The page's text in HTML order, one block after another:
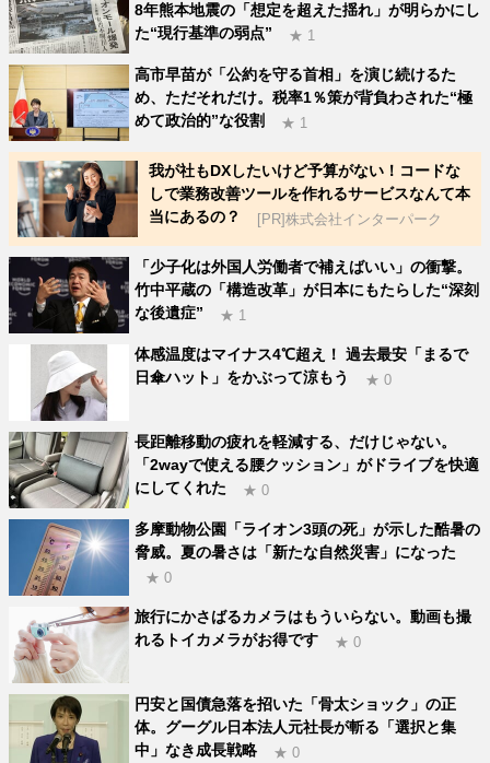
8年熊本地震の「想定を超えた揺れ」が明らかにし
た“現行基準の弱点”
★ 1
高市早苗が「公約を守る首相」を演じ続けるた
め、ただそれだけ。税率1％策が背負わされた“極
めて政治的”な役割
★ 1
我が社もDXしたいけど予算がない！コードな
しで業務改善ツールを作れるサービスなんて本
当にあるの？
[PR]株式会社インターパーク
「少子化は外国人労働者で補えばいい」の衝撃。
竹中平蔵の「構造改革」が日本にもたらした“深刻
な後遺症”
★ 1
体感温度はマイナス4℃超え！ 過去最安「まるで
日傘ハット」をかぶって涼もう
★ 0
長距離移動の疲れを軽減する、だけじゃない。
「2wayで使える腰クッション」がドライブを快適
にしてくれた
★ 0
多摩動物公園「ライオン3頭の死」が示した酷暑の
脅威。夏の暑さは「新たな自然災害」になった
★ 0
旅行にかさばるカメラはもういらない。動画も撮
れるトイカメラがお得です
★ 0
円安と国債急落を招いた「骨太ショック」の正
体。グーグル日本法人元社長が斬る「選択と集
中」なき成長戦略
★ 0